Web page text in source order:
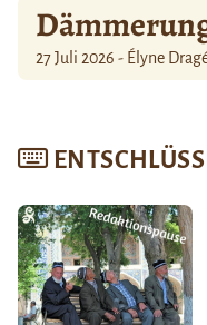
27 Juli 2026 - Élyne